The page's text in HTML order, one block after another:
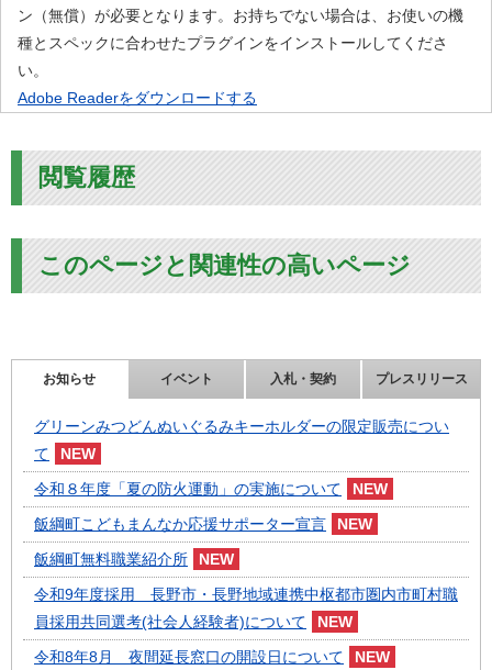
ン（無償）が必要となります。お持ちでない場合は、お使いの機
種とスペックに合わせたプラグインをインストールしてくださ
い。
Adobe Readerをダウンロードする
閲覧履歴
このページと関連性の高いページ
お知らせ イベント 入札・契約 プレスリリース
グリーンみつどんぬいぐるみキーホルダーの限定販売につい
て
令和８年度「夏の防火運動」の実施について
飯綱町こどもまんなか応援サポーター宣言
飯綱町無料職業紹介所
令和9年度採用 長野市・長野地域連携中枢都市圏内市町村職
員採用共同選考(社会人経験者)について
令和8年8月 夜間延長窓口の開設日について